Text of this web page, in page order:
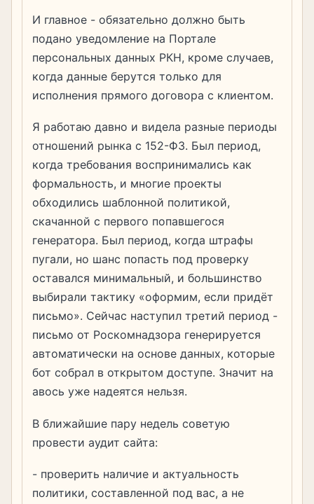
И главное - обязательно должно быть
подано уведомление на Портале
персональных данных РКН, кроме случаев,
когда данные берутся только для
исполнения прямого договора с клиентом.
Я работаю давно и видела разные периоды
отношений рынка с 152-ФЗ. Был период,
когда требования воспринимались как
формальность, и многие проекты
обходились шаблонной политикой,
скачанной с первого попавшегося
генератора. Был период, когда штрафы
пугали, но шанс попасть под проверку
оставался минимальный, и большинство
выбирали тактику «оформим, если придёт
письмо». Сейчас наступил третий период -
письмо от Роскомнадзора генерируется
автоматически на основе данных, которые
бот собрал в открытом доступе. Значит на
авось уже надеятся нельзя.
В ближайшие пару недель советую
провести аудит сайта:
- проверить наличие и актуальность
политики, составленной под вас, а не